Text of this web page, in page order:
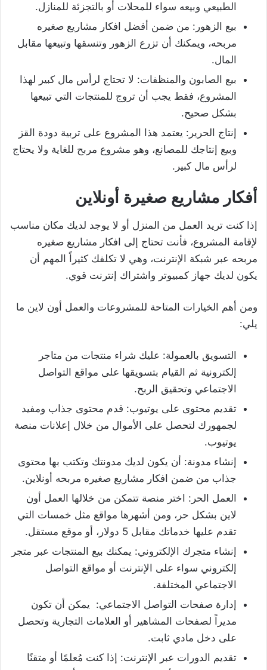
الطبيعي وبيعه سواء للمحلات أو بالتجزئة للمنازل.
بيع الزهور: من ضمن أفضل افكار مشاريع صغيره
مربحه، ويمكنك أن تزرع الزهور وتنسقها وتبيعها مقابل
المال.
بيع الصابون والمنظفات: لا تحتاج لرأس مال كبير لهذا
المشروع، فقط يجب أن تروج للمنتجات التي تبيعها
بشكل صحيح.
إنتاج الحرير: يعتمد هذا المشروع على تربية دودة القز
وبيع إنتاجك للمصانع، وهو مشروع مربح للغاية ولا يحتاج
لرأس مال كبير.
أفكار مشاريع صغيرة أونلاين
إذا كنت تريد العمل من المنزل أو لا يوجد لديك مكان مناسب
لإقامة المشروع، فأنت تحتاج إلى افكار مشاريع صغيره
مربحه عبر شبكة الإنترنت، وهي لا تكلفك كثيراً المهم أن
يكون لديك جهاز كمبيوتر واشتراك إنترنت قوي.
ومن أهم الخيارات المتاحة للمشروعات والعمل أون لاين ما
يلي:
التسويق بالعمولة: عليك شراء منتجات من متاجر
إلكترونية ثم القيام بتسويقها على مواقع التواصل
الاجتماعي وتحقيق الربح.
تقديم محتوى على يوتيوب: قدم محتوى جذاب ومفيد
لجمهورك لتحصل على الأموال من خلال إعلانات منصة
يوتيوب.
إنشاء مدونة: أن يكون لديك مدونتك وتكتب بها محتوى
جذاب من ضمن افكار مشاريع صغيره مربحه أونلاين.
العمل الحر: اختر منصة تتمكن من خلالها العمل أون
لاين بشكل حر، ومن أشهرها مواقع مثل خمسات التي
تقدم عليها خدماتك مقابل 5 دولار، أو موقع مستقل.
إنشاء متجرك الإلكتروني: يمكنك بيع المنتجات عبر متجر
إلكتروني سواء على الإنترنت أو مواقع التواصل
الاجتماعي المختلفة.
إدارة صفحات التواصل الاجتماعي: يمكن أن تكون
مديراً لصفحات المشاهير أو العلامات التجارية وتحصل
على دخل مادي ثابت.
تقديم الدورات عبر الإنترنت: إذا كنت مُعلمًا أو متقنًا